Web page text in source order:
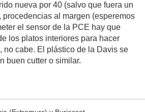
nueva por 40 (salvo que fuera un
procedencias al margen (esperemos
el sensor de la PCE hay que
los platos interiores para hacer
no cabe. El plástico de la Davis se
buen cutter o similar.